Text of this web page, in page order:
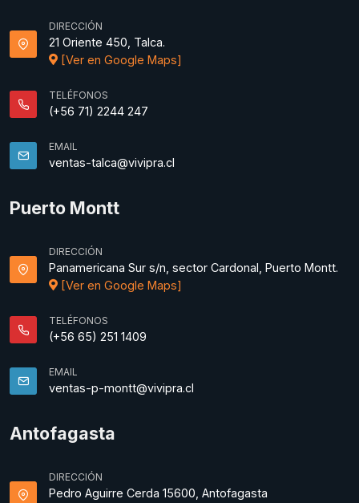
DIRECCIÓN
21 Oriente 450, Talca.
[Ver en Google Maps]
TELÉFONOS
(+56 71) 2244 247
EMAIL
ventas-talca@vivipra.cl
Puerto Montt
DIRECCIÓN
Panamericana Sur s/n, sector Cardonal, Puerto Montt.
[Ver en Google Maps]
TELÉFONOS
(+56 65) 251 1409
EMAIL
ventas-p-montt@vivipra.cl
Antofagasta
DIRECCIÓN
Pedro Aguirre Cerda 15600, Antofagasta